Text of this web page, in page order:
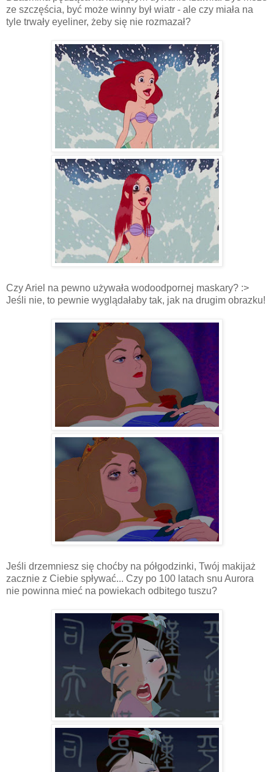
ze szczęścia, być może winny był wiatr - ale czy miała na
tyle trwały eyeliner, żeby się nie rozmazał?
Czy Ariel na pewno używała wodoodpornej maskary? :>
Jeśli nie, to pewnie wyglądałaby tak, jak na drugim obrazku!
Jeśli drzemniesz się choćby na półgodzinki, Twój makijaż
zacznie z Ciebie spływać... Czy po 100 latach snu Aurora
nie powinna mieć na powiekach odbitego tuszu?